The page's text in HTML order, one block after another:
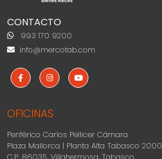
CONTACTO
993 170 9200
info@mercotab.com
OFICINAS
Periférico Carlos Pellicer Cámara
Plaza Mallorca | Planta Alta Tabasco 2000